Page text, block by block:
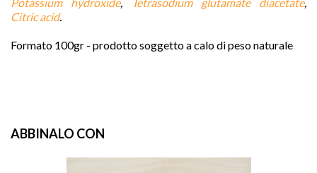
Citric acid.
Formato 100gr - prodotto soggetto a calo di peso naturale
ABBINALO CON